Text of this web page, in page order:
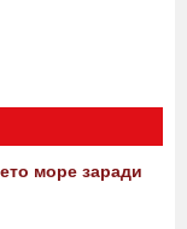
море заради